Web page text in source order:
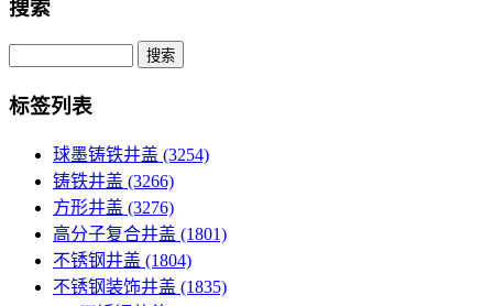
搜索
Search
标签列表
球墨铸铁井盖 (3254)
铸铁井盖 (3266)
方形井盖 (3276)
高分子复合井盖 (1801)
不锈钢井盖 (1804)
不锈钢装饰井盖 (1835)